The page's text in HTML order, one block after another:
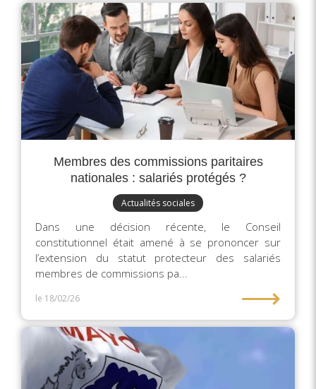
Membres des commissions paritaires
nationales : salariés protégés ?
Actualités sociales
Dans une décision récente, le Conseil
constitutionnel était amené à se prononcer sur
l’extension du statut protecteur des salariés
membres de commissions pa...
le 18/02/26 ⟶